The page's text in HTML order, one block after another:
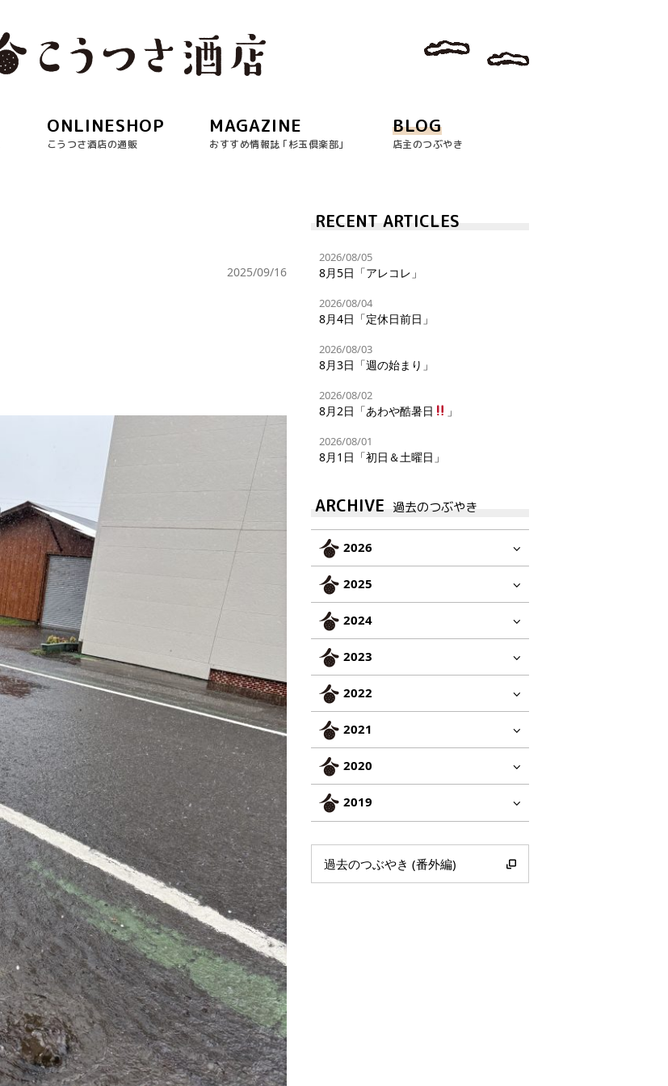
ONLINESHOP
こうつさ酒店の通販
MAGAZINE
おすすめ情報誌 ｢杉玉倶楽部｣
BLOG
店主のつぶやき
2025/09/16
RECENT ARTICLES
2026/08/05
8月5日「アレコレ」
2026/08/04
8月4日「定休日前日」
2026/08/03
8月3日「週の始まり」
2026/08/02
8月2日「あわや酷暑日 」
2026/08/01
8月1日「初日＆土曜日」
ARCHIVE 過去のつぶやき
2026
2025
2024
2023
2022
2021
2020
2019
過去のつぶやき (番外編)